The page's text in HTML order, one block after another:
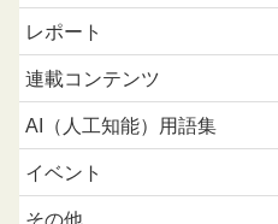
レポート
連載コンテンツ
AI（人工知能）用語集
イベント